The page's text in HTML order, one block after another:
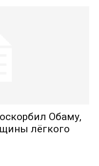
Обаму,
лёгкого